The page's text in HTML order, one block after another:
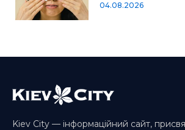
04.08.2026
Kiev City — інформаційний сайт,